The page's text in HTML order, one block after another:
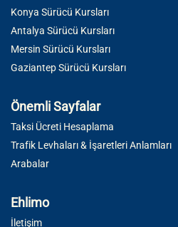
Konya Sürücü Kursları
Antalya Sürücü Kursları
Mersin Sürücü Kursları
Gaziantep Sürücü Kursları
Önemli Sayfalar
Taksi Ücreti Hesaplama
Trafik Levhaları & İşaretleri Anlamları
Arabalar
Ehlimo
İletişim